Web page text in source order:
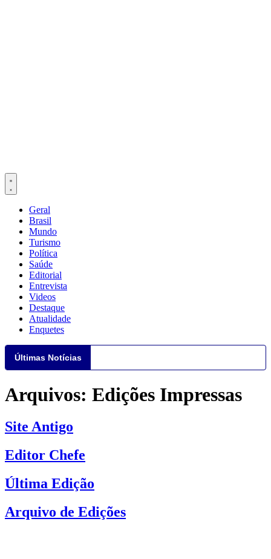
Geral
Brasil
Mundo
Turismo
Política
Saúde
Editorial
Entrevista
Videos
Destaque
Atualidade
Enquetes
Últimas Notícias
Arquivos: Edições Impressas
Site Antigo
Editor Chefe
Última Edição
Arquivo de Edições